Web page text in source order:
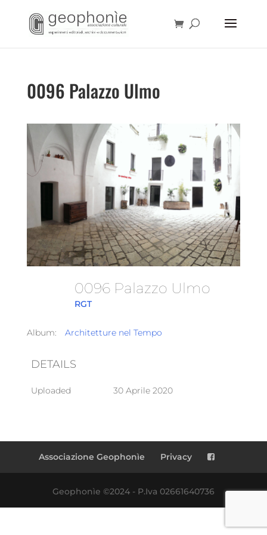
0096 Palazzo Ulmo
0096 Palazzo Ulmo
RGT
Album: Architetture nel Tempo
DETAILS
Uploaded 30 Aprile 2020
Associazione Geophonìe Privacy
Geophonìe ©2024 - P.Iva 02661640736